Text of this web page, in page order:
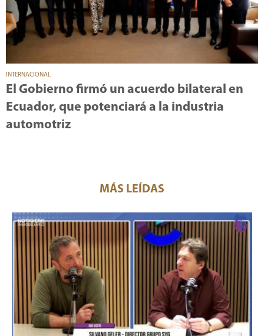
INTERNACIONAL
El Gobierno firmó un acuerdo bilateral en
Ecuador, que potenciará a la industria
automotriz
MÁS LEÍDAS